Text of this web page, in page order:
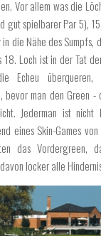
Vor allem was die
gut spielbarer Par 5),
die Nähe des Sumpfs,
18. Loch ist in der Tat
Echeu
bevor man den Green -
Jederman ist nicht
eines Skin-Games
das Vordergreen,
locker alle